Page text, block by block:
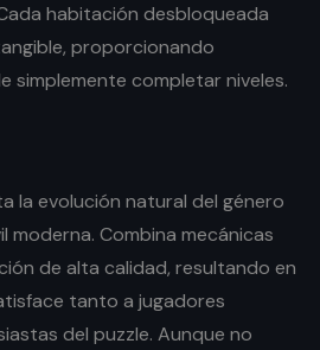
habitación desbloqueada
proporcionando
simplemente completar niveles.
la evolución natural del género
moderna. Combina mecánicas
de alta calidad, resultando en
tanto a jugadores
del puzzle. Aunque no